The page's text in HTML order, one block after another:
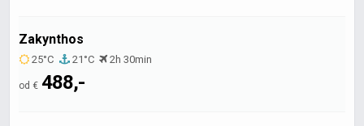
Zakynthos
25°C 21°C 2h 30min
od € 488,-